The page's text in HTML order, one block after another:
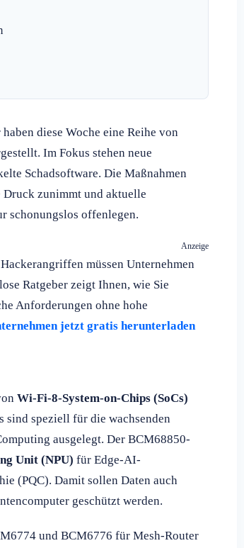
diese Woche eine Reihe von
Im Fokus stehen neue
Schadsoftware. Die Maßnahmen
Druck zunimmt und aktuelle
schonungslos offenlegen.
Anzeige
müssen Unternehmen
Ratgeber zeigt Ihnen, wie Sie
Anforderungen ohne hohe
jetzt gratis herunterladen
Wi-Fi-8-System-on-Chips (SoCs)
sind speziell für die wachsenden
ausgelegt. Der BCM68850-
Unit (NPU) für Edge-AI-
(PQC). Damit sollen Daten auch
geschützt werden.
und BCM6776 für Mesh-Router